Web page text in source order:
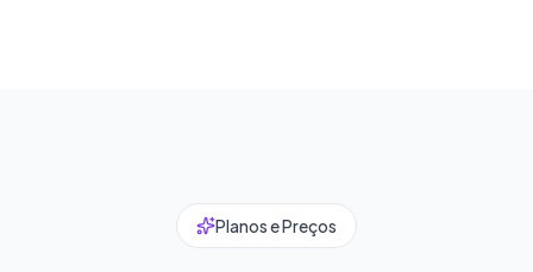
Planos e Preços